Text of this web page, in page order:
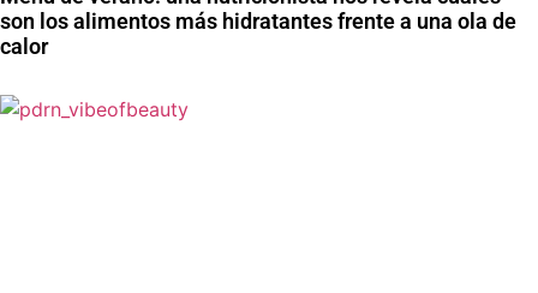
son los alimentos más hidratantes frente a una ola de
calor